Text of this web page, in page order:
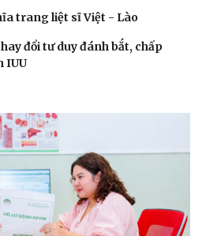
trang liệt sĩ Việt - Lào
đổi tư duy đánh bắt, chấp
IUU